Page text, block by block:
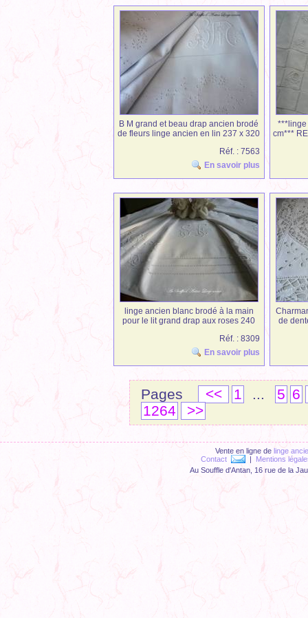
B M grand et beau drap ancien brodé
de fleurs linge ancien en lin 237 x 320
Réf. : 7563
En savoir plus
cm***
linge ancien blanc brodé à la main
pour le lit grand drap aux roses 240
Réf. : 8309
En savoir plus
de
Pages << 1 ... 5 6
1264
>>
Vente en ligne delinge
Contact
| Mentions
Au Souffle d'Antan, 16 rue de la